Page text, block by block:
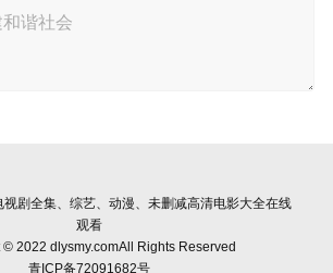
视剧全集、综艺、动漫、未删减高清电影大全在线
观看
2022 dlysmy.comAll Rights Reserved
青ICP备72091682号